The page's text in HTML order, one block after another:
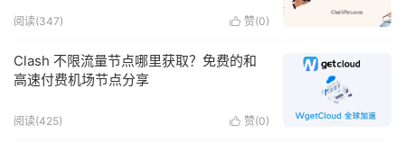
 赞(0)
阅读(347)
Clash 不限流量节点哪里获取？免费的和
高速付费机场节点分享
 赞(0)
阅读(425)